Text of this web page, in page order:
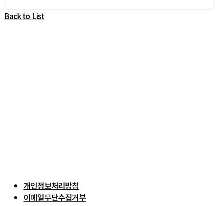
Back to List
개인정보처리방침
이메일무단수집거부